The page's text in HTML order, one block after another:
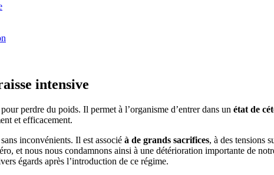
intensive
perdre du poids. Il permet à l’organisme d’entrer dans un état de
et efficacement.
inconvénients. Il est associé à de grands sacrifices, à des tensions
et nous nous condamnons ainsi à une détérioration importante de
égards après l’introduction de ce régime.